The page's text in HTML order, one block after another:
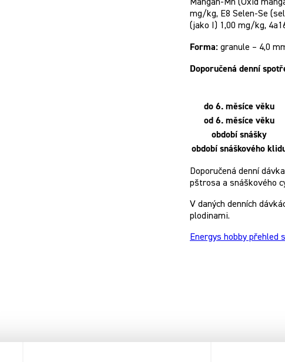
Mangan-Mn (Oxid
mg/kg, E8 Selen-Se
(jako I) 1,00 mg/kg,
Forma: granule – 4,0
Doporučená denní
do 6. měsíce věku
od 6. měsíce věku
období snášky
období snáškového
Doporučená denní
pštrosa a snáškového
V daných denních
plodinami.
Energys hobby přehled